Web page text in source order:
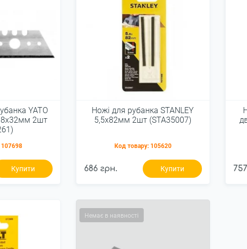
YATO
2шт
107698
Купити
Ножі для рубанка STANLEY
5,5x82мм 2шт (STA35007)
Код товару: 105620
686 грн. Купити
Немає в наявності